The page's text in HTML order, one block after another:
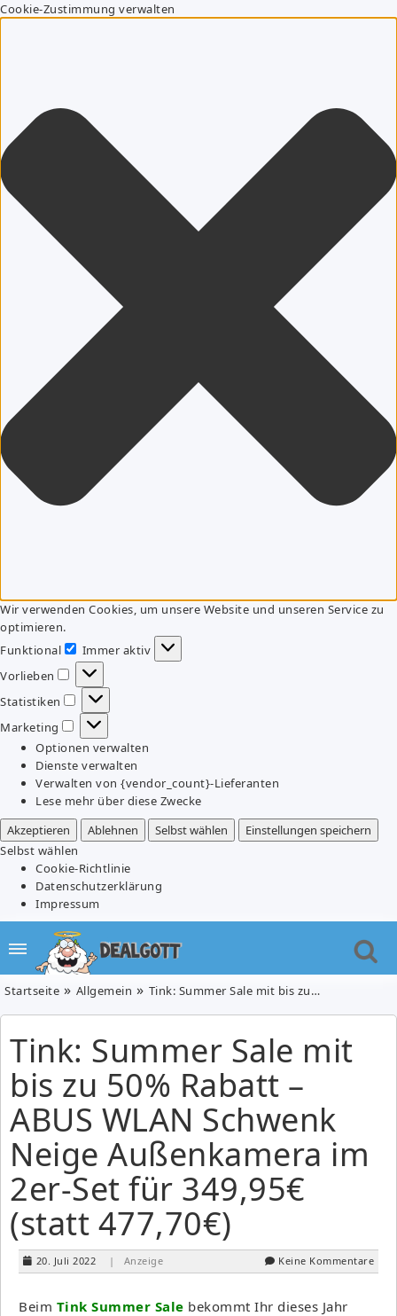
Cookie-Zustimmung verwalten
Wir verwenden Cookies, um unsere Website und unseren Service zu
optimieren.
Funktional
Funktional
Immer aktiv
Vorlieben
Vorlieben
Statistiken
Statistiken
Marketing
Marketing
Optionen verwalten
Dienste verwalten
Verwalten von {vendor_count}-Lieferanten
Lese mehr über diese Zwecke
Akzeptieren
Ablehnen Selbst wählen
Einstellungen speichern
Selbst wählen
Cookie-Richtlinie
Datenschutzerklärung
Impressum
Startseite Allgemein Tink: Summer Sale mit bis zu 50% Rabatt – ABUS WLAN Schwenk Neige Außenkamera im 2er-Set für 349,95€ (statt 477,70€)
Tink: Summer Sale mit
bis zu 50% Rabatt –
ABUS WLAN Schwenk
Neige Außenkamera im
2er-Set für 349,95€
(statt 477,70€)
20. Juli 2022 | Anzeige Keine Kommentare
Beim Tink Summer Sale bekommt Ihr dieses Jahr